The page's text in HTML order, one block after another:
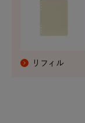
リフィル